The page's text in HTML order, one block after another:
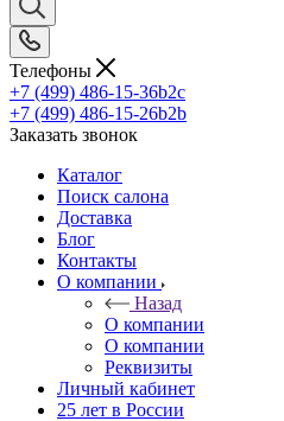
Телефоны
+7 (499) 486-15-36b2c
+7 (499) 486-15-26b2b
Заказать звонок
Каталог
Поиск салона
Доставка
Блог
Контакты
О компании
Назад
О компании
О компании
Реквизиты
Личный кабинет
25 лет в России